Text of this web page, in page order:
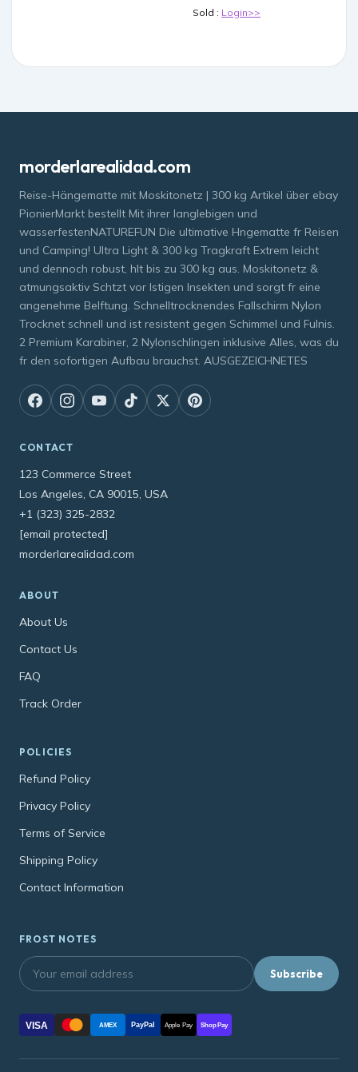
manufacturers. Experts
Sold : Login>>
morderlarealidad.com
Reise-Hängematte mit Moskitonetz | 300 kg Artikel über ebay
PionierMarkt bestellt Mit ihrer langlebigen und
wasserfestenNATUREFUN Die ultimative Hngematte fr Reisen
und Camping! Ultra Light & 300 kg Tragkraft Extrem leicht
und dennoch robust, hlt bis zu 300 kg aus. Moskitonetz &
atmungsaktiv Schtzt vor lstigen Insekten und sorgt fr eine
angenehme Belftung. Schnelltrocknendes Fallschirm Nylon
Trocknet schnell und ist resistent gegen Schimmel und Fulnis.
2 Premium Karabiner, 2 Nylonschlingen inklusive Alles, was du
fr den sofortigen Aufbau brauchst. AUSGEZEICHNETES
CONTACT
123 Commerce Street
Los Angeles, CA 90015, USA
+1 (323) 325-2832
[email protected]
morderlarealidad.com
ABOUT
About Us
Contact Us
FAQ
Track Order
POLICIES
Refund Policy
Privacy Policy
Terms of Service
Shipping Policy
Contact Information
FROST NOTES
Subscribe
VISA AMEX PayPal Apple Pay Shop Pay